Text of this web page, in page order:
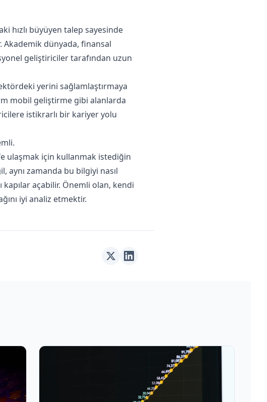
hızlı büyüyen talep sayesinde
dünyada, finansal
geliştiriciler tarafından uzun
yerini sağlamlaştırmaya
mobil geliştirme gibi alanlarda
istikrarlı bir kariyer yolu
ulaşmak için kullanmak istediğin
aynı zamanda bu bilgiyi nasıl
açabilir. Önemli olan, kendi
iyi analiz etmektir.